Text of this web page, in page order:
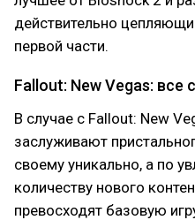
действительно
первой части.
Fallout: New Vegas: все
В случае с Fallout: New
заслуживают
своему уникально, а по
количеству нового
превосходят базовую